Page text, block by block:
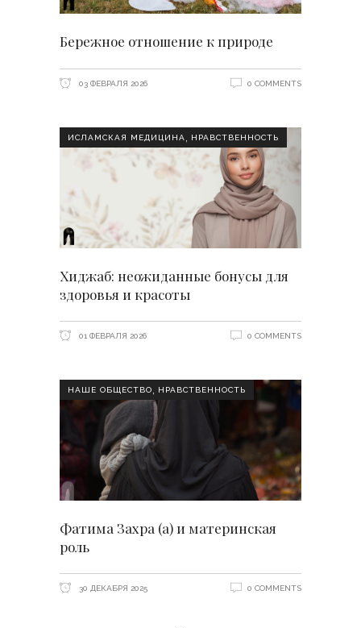
Бережное отношение к природе
03 ФЕВРАЛЯ 2026 0 COMMENTS
ИСЛАМСКАЯ МЕДИЦИНА НРАВСТВЕННОСТЬ
Хиджаб: неожиданные бонусы для
здоровья и красоты
01 ФЕВРАЛЯ 2026 0 COMMENTS
НАШЕ ОБЩЕСТВО НРАВСТВЕННОСТЬ
Фатима Захра (а) и материнская
роль
30 ДЕКАБРЯ 2025 0 COMMENTS